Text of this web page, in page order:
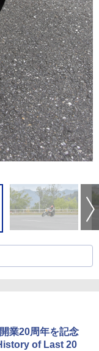
業20周年を記念
of Last 20